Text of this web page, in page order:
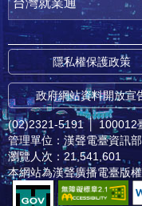
台灣就業通
隱私權保護政策
政府網站資料開放宣
(02)2321-5191 │ 100012
管理單位：漢聲電臺資訊
瀏覽人次：21,541,601
本網站為漢聲廣播電臺版